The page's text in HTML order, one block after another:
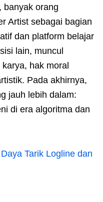
banyak orang
Artist sebagai bagian
dan platform belajar
lain, muncul
hak moral
Pada akhirnya,
jauh lebih dalam:
di era algoritma dan
Tarik Logline dan